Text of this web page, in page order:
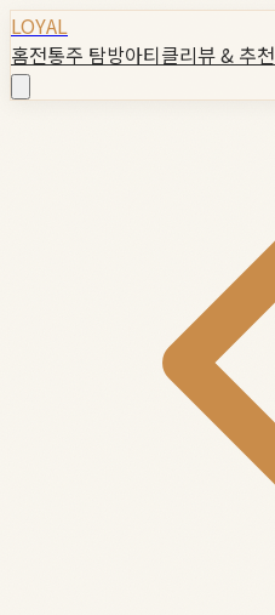
LOYAL
홈전통주 탐방아티클리뷰 & 추천